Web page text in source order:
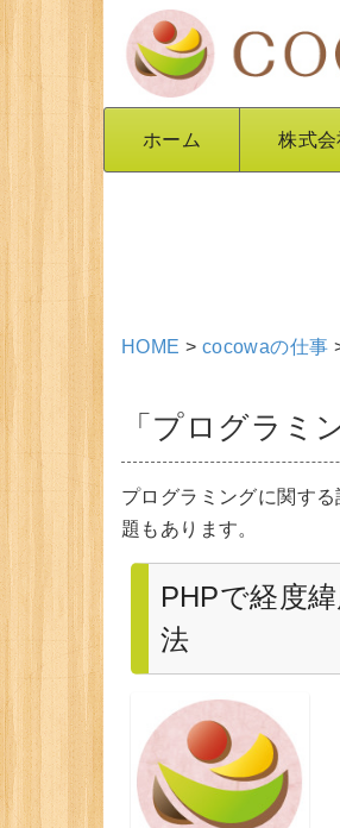
ホーム 株式
HOME > cocowaの仕事
「プログラミ
プログラミングに関す
題もあります。
PHPで経度
法